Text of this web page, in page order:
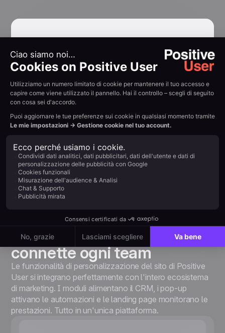
Attiva workflow
collaudati in pochi
minuti
Inizia con scenari già pronti, pensati per
ottimizzare le conversioni.
Prova gratis
Nessun elemento trovato.
Website Experience che
connette ogni team
Le funzionalità di personalizzazione del sito di Positive
User si integrano perfettamente con l'intero ecosistema
di marketing. I moduli alimentano il CRM, i pop-up
attivano le automazioni e le landing page monitorano le
prestazioni. Tutto in un'unica piattaforma.